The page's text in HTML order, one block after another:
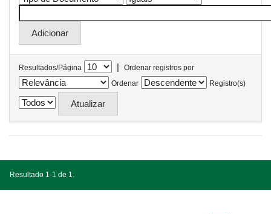
Resultados/Página |
Ordenar registros por
Ordenar
Registro(s)
Resultado 1-1 de 1.